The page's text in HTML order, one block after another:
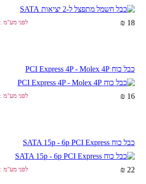
לפני מע"מ : 15.38 ₪ 18 ₪
כבל כוח PCI Express 4P - Molex 4P
לפני מע"מ : 13.68 ₪ 16 ₪
כבל כוח SATA 15p - 6p PCI Express
לפני מע"מ : 18.80 ₪ 22 ₪